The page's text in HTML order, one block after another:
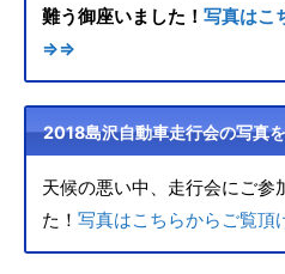
難う御座いました！ 写真はこ
⇒⇒
2018島沢自動車走行会の写真
天候の悪い中、走行会にご参
た！ 写真はこちらからご覧